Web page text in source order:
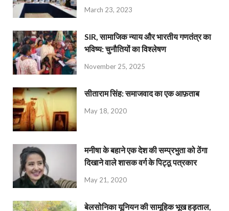
March 23, 2023
SIR, सामाजिक न्याय और भारतीय गणतंत्र का
भविष्य: चुनौतियों का विश्लेषण
November 25, 2025
सीताराम सिंह: समाजवाद का एक आफ़ताब
May 18, 2020
मनीषा के बहाने एक देश की सम्प्रभुता को ठेंगा
दिखाने वाले शासक वर्ग के पिट्ठू पत्रकार
May 21, 2020
बेलसोनिका यूनियन की सामूहिक भूख हड़ताल,